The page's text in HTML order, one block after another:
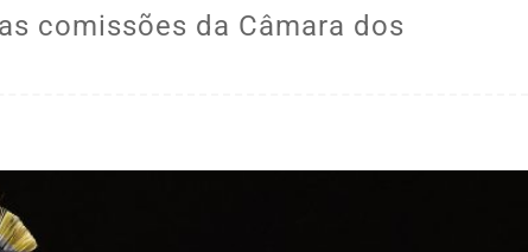
comissões da Câmara dos